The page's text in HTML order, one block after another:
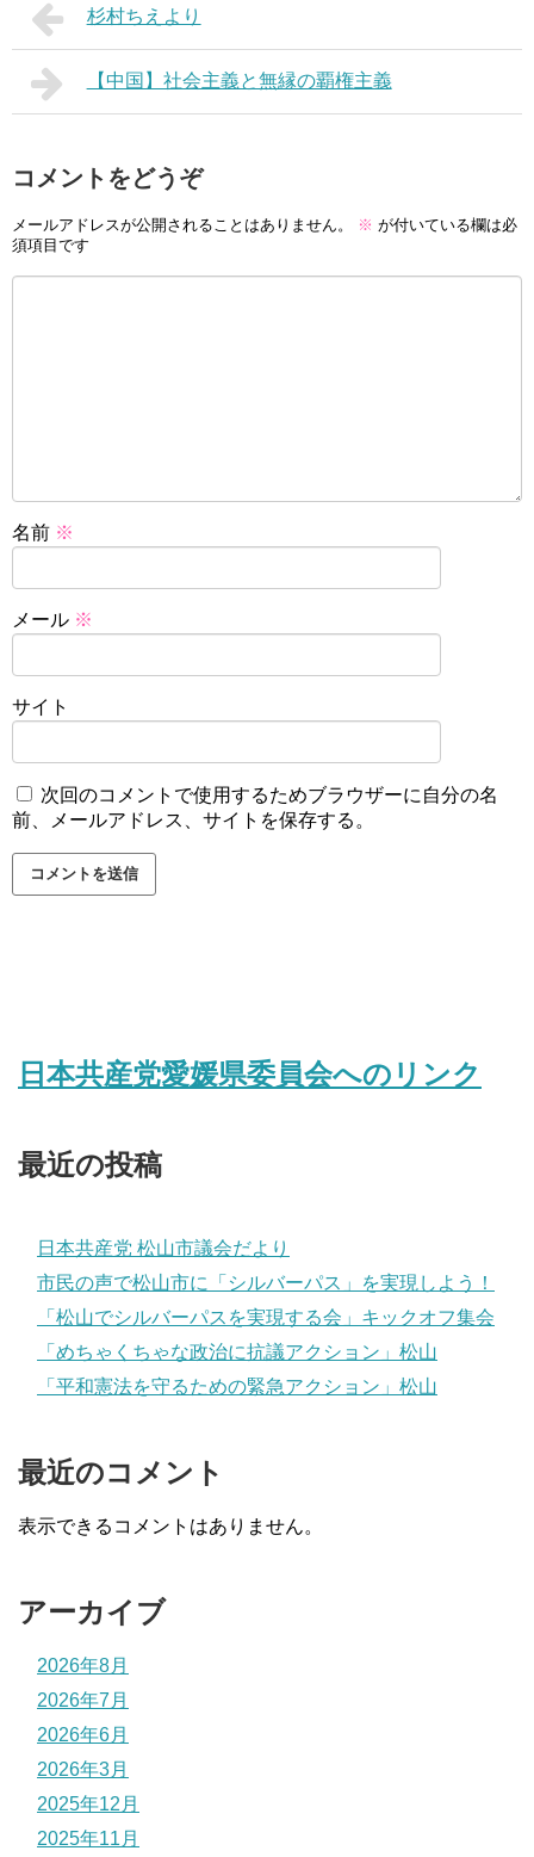
杉村ちえより
【中国】社会主義と無縁の覇権主義
コメントをどうぞ
メールアドレスが公開されることはありません。 ※ が付いている欄は必
須項目です
名前 ※
メール ※
サイト
次回のコメントで使用するためブラウザーに自分の名
前、メールアドレス、サイトを保存する。
日本共産党愛媛県委員会へのリンク
最近の投稿
日本共産党 松山市議会だより
市民の声で松山市に「シルバーパス」を実現しよう！
「松山でシルバーパスを実現する会」キックオフ集会
「めちゃくちゃな政治に抗議アクション」松山
「平和憲法を守るための緊急アクション」松山
最近のコメント
表示できるコメントはありません。
アーカイブ
2026年8月
2026年7月
2026年6月
2026年3月
2025年12月
2025年11月